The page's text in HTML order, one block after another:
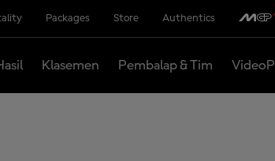
Packages Store Authentics
Klasemen Pembalap & Tim